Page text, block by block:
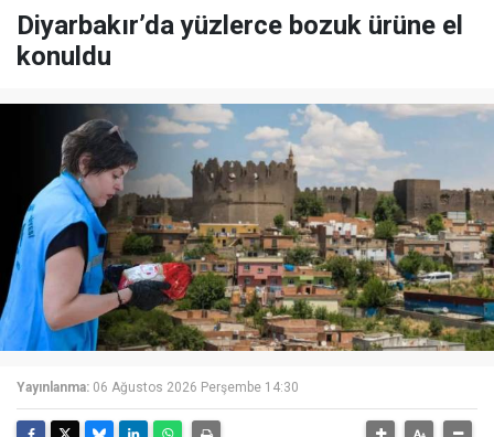
Diyarbakır’da yüzlerce bozuk ürüne el
konuldu
Yayınlanma: 06 Ağustos 2026 Perşembe 14:30